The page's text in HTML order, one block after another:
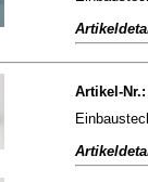
Artikel-Nr.: